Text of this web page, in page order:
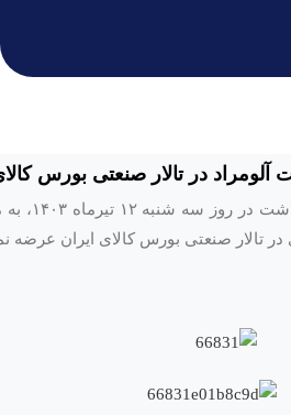
در تالار صنعتی بورس
تالار صنعتی بورس کالای ایران عرضه